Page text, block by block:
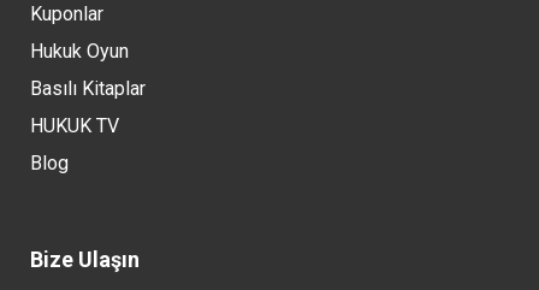
Kuponlar
Hukuk Oyun
Basılı Kitaplar
HUKUK TV
Blog
Bize Ulaşın